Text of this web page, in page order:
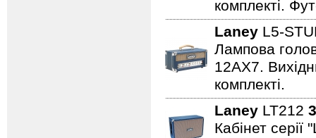
комплекті.
Laney L5-
Лампова
12AX7.
комплекті.
Laney LT212
Кабінет